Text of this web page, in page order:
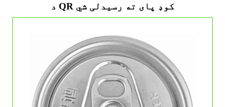
د QR کوډ پای ته رسیدلی شي